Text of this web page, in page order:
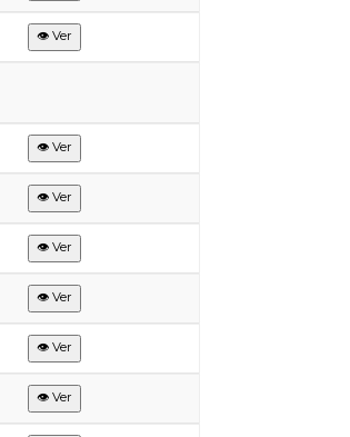
👁 Ver
👁 Ver
👁 Ver
👁 Ver
👁 Ver
👁 Ver
👁 Ver